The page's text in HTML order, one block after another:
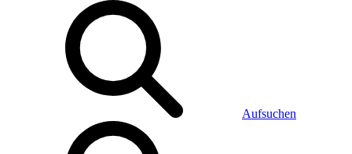
Aufsuchen